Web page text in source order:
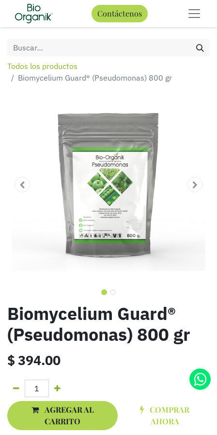
Contáctenos
Todos los productos
Biomycelium Guard® (Pseudomonas) 800 gr
Biomycelium Guard®
(Pseudomonas) 800 gr
$ 394.00
AGREGAR AL
CARRITO
COMPRAR
AHORA